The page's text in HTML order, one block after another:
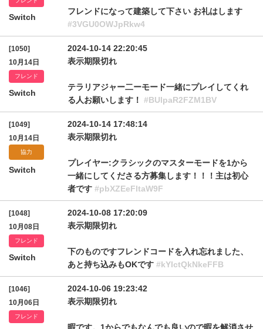
Switch
フレンドになって建築して下さい お礼はします
#3VGU0OWJpRkw4
[1050]
10月14日
フレンド
Switch
2024-10-14 22:20:45
表示期限切れ
テラリアジャー二ーモード一緒にプレイしてくれ
る人お願いします！ #BUlpaR2FZM1BV
[1049]
10月14日
協力
Switch
2024-10-14 17:48:14
表示期限切れ
プレイヤー:クラシックのマスターモードを1から
一緒にしてくださる方募集します！！！主は初心
者です #pbXZEeFltaW9F
[1048]
10月08日
フレンド
Switch
2024-10-08 17:20:09
表示期限切れ
下のものですフレンドコードを入れ忘れました、
あと持ち込みもOKです #kYlctQkNkeFFB
[1046]
10月06日
フレンド
2024-10-06 19:23:42
表示期限切れ